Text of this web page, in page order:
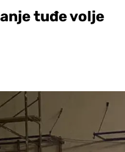
tuđe volje